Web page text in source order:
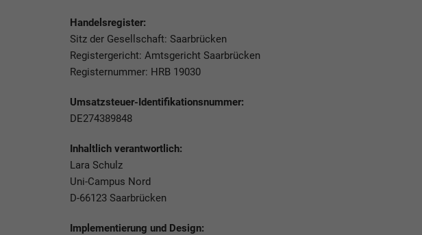
Handelsregister:
Sitz der Gesellschaft: Saarbrücken
Registergericht: Amtsgericht Saarbrücken
Registernummer: HRB 19030
Umsatzsteuer-Identifikationsnummer:
DE274389848
Inhaltlich verantwortlich:
Lara Schulz
Uni-Campus Nord
D-66123 Saarbrücken
Implementierung und Design: